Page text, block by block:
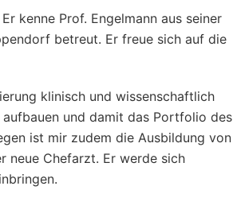
kenne Prof. Engelmann aus seiner
betreut. Er freue sich auf die
klinisch und wissenschaftlich
und damit das Portfolio des
ist mir zudem die Ausbildung von
neue Chefarzt. Er werde sich